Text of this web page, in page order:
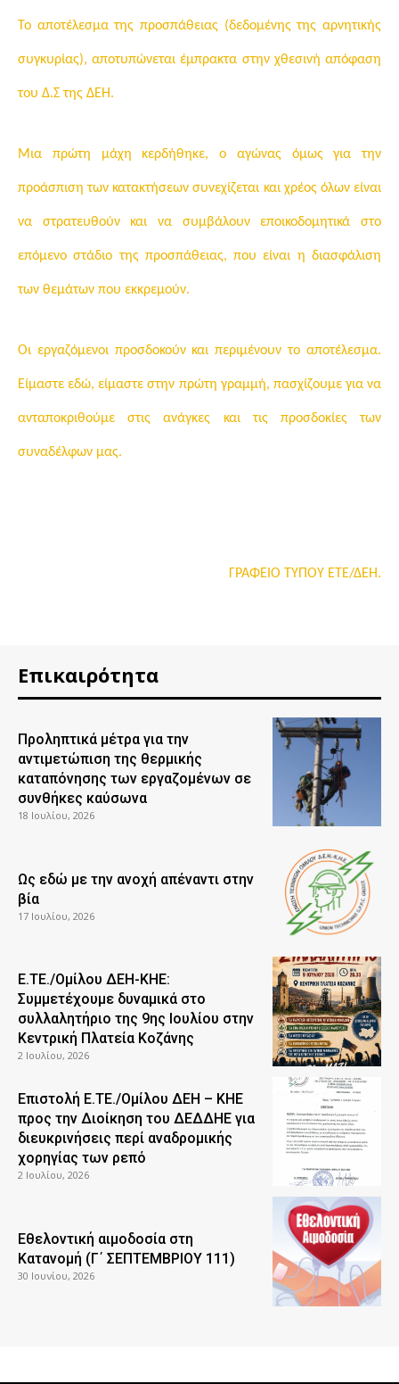
Το αποτέλεσμα της προσπάθειας (δεδομένης της αρνητικής
συγκυρίας), αποτυπώνεται έμπρακτα στην χθεσινή απόφαση
του Δ.Σ της ΔΕΗ.
Μια πρώτη μάχη κερδήθηκε, ο αγώνας όμως για την
προάσπιση των κατακτήσεων συνεχίζεται και χρέος όλων είναι
να στρατευθούν και να συμβάλουν εποικοδομητικά στο
επόμενο στάδιο της προσπάθειας, που είναι η διασφάλιση
των θεμάτων που εκκρεμούν.
Οι εργαζόμενοι προσδοκούν και περιμένουν το αποτέλεσμα.
Είμαστε εδώ, είμαστε στην πρώτη γραμμή, πασχίζουμε για να
ανταποκριθούμε στις ανάγκες και τις προσδοκίες των
συναδέλφων μας.
ΓΡΑΦΕΙΟ ΤΥΠΟΥ ΕΤΕ/ΔΕΗ.
Επικαιρότητα
Προληπτικά μέτρα για την
αντιμετώπιση της θερμικής
καταπόνησης των εργαζομένων σε
συνθήκες καύσωνα
18 Ιουλίου, 2026
Ως εδώ με την ανοχή απέναντι στην
βία
17 Ιουλίου, 2026
Ε.ΤΕ./Ομίλου ΔΕΗ-ΚΗΕ:
Συμμετέχουμε δυναμικά στο
συλλαλητήριο της 9ης Ιουλίου στην
Κεντρική Πλατεία Κοζάνης
2 Ιουλίου, 2026
Επιστολή Ε.ΤΕ./Ομίλου ΔΕΗ – ΚΗΕ
προς την Διοίκηση του ΔΕΔΔΗΕ για
διευκρινήσεις περί αναδρομικής
χορηγίας των ρεπό
2 Ιουλίου, 2026
Εθελοντική αιμοδοσία στη
Κατανομή (Γ΄ ΣΕΠΤΕΜΒΡΙΟΥ 111)
30 Ιουνίου, 2026